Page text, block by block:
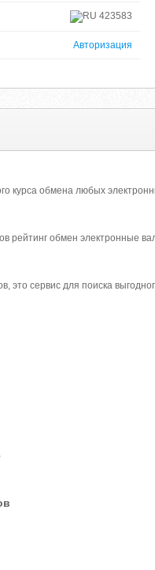
423583
Авторизация
курса обмена любых
рейтинг обмен электронные
это сервис для поиска